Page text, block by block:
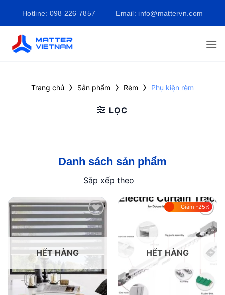
dung
Email: info@mattervn.com
Hotline: 098 226 7857
Trang chủ › Sản phẩm › Rèm › Phụ kiện rèm
LỌC
Danh sách sản phẩm
Sắp xếp theo
Add to
wishlist
HẾT HÀNG
Giảm -25%
Add to
wishlist
HẾT HÀNG